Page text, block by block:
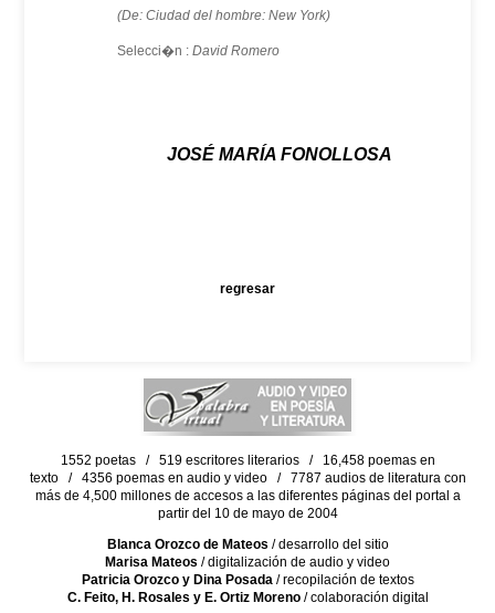
(De: Ciudad del hombre: New York)
Selecci�n : David Romero
JOSÉ MARÍA FONOLLOSA
regresar
1552 poetas / 519 escritores literarios / 16,458 poemas en
texto / 4356 poemas en audio y video / 7787 audios de literatura con
más de 4,500 millones de accesos a las diferentes páginas del portal a
partir del 10 de mayo de 2004
Blanca Orozco de Mateos / desarrollo del sitio
Marisa Mateos / digitalización de audio y video
Patricia Orozco y Dina Posada/ recopilación de textos
C. Feito, H. Rosales y E. Ortiz Moreno/ colaboración digital